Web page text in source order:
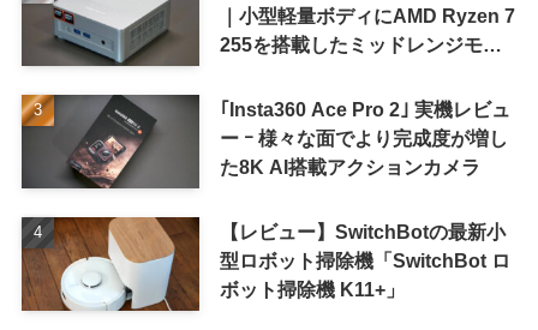
｜小型軽量ボディにAMD Ryzen 7
255を搭載したミッドレンジモデ
｢Insta360 Ace Pro 2｣ 実機レビュ
ー ｰ 様々な面でより完成度が増し
た8K AI搭載アクションカメラ
【レビュー】SwitchBotの最新小
型ロボット掃除機「SwitchBot ロ
ボット掃除機 K11+」